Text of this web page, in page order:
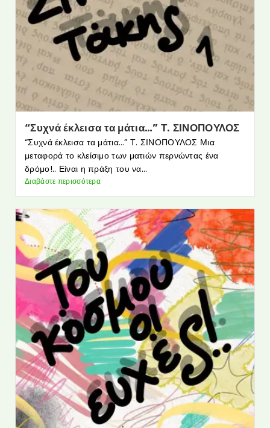
“Συχνά έκλεισα τα μάτια…” Τ. ΣΙΝΟΠΟΥΛΟΣ
“Συχνά έκλεισα τα μάτια…” Τ. ΣΙΝΟΠΟΥΛΟΣ Μια
μεταφορά το κλείσιμο των ματιών περνώντας ένα
δρόμο!.. Είναι η πράξη του να...
Διαβάστε περισσότερα